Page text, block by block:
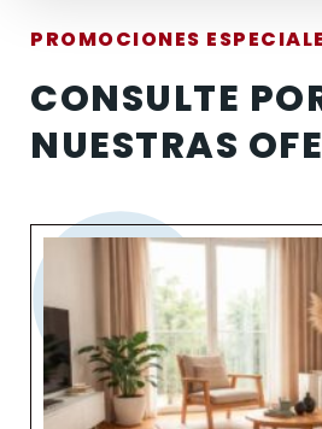
PROMOCIONES
CONSULTE
NUESTRAS